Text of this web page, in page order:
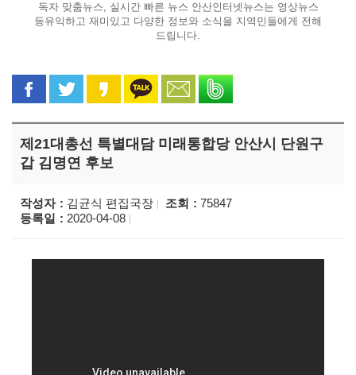
독자 맞춤뉴스, 실시간 빠른 뉴스 안산인터넷뉴스는 영상뉴스
등유익하고 재미있고 다양한 정보와 소식을 지역민들에게 전해
드립니다.
페이스북으로 공유
트위터로 공유카카오 스토리로 공유
카카오톡으로 공유
문자로 공유
제21대총선 특별대담 미래통합당 안산시 단원구
갑 김명연 후보
작성자 김균식 편집국장 조회
75847
등록일
2020-04-08